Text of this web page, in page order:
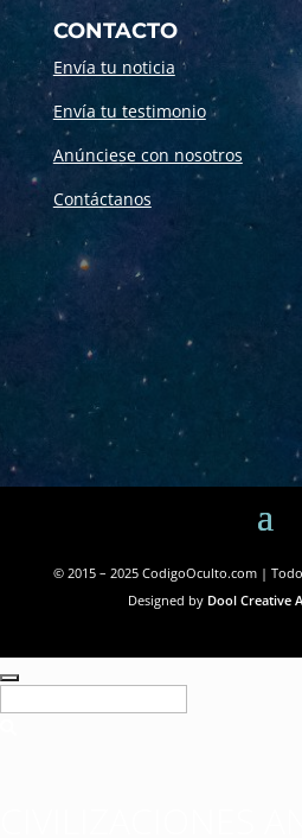
CONTACTO
Envía tu noticia
Envía tu testimonio
Anúnciese con nosotros
Contáctanos
© 2015 – 2025 CodigoOculto.com |
Designed by Dool Creative